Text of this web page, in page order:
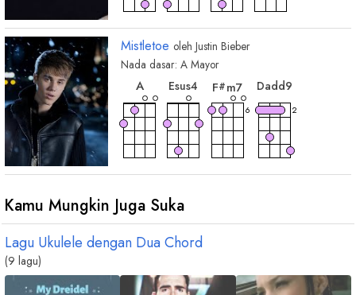
Mistletoe oleh Justin Bieber
Nada dasar: A Mayor
A
chord
Esus4
chord
F#m7
6
Dadd9
2
Kamu Mungkin Juga Suka
Lagu Ukulele dengan Dua Chord
(9 lagu)